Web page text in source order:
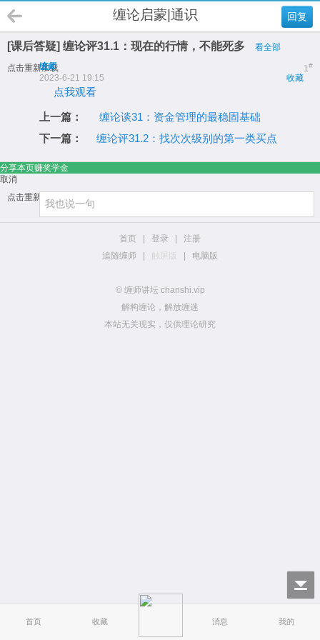
首页 收藏 消息 我的
回复
缠论启蒙|通识
[课后答疑] 缠论评31.1：现在的行情，不能死多 看全部
点击重新加载 1#
缠师
收藏
2023-6-21 19:15
点我观看
上一篇：
缠论谈31：资金管理的最稳固基础
下一篇：
缠论评31.2：找次次级别的第一类买点
分享本页赚奖学金
取消
点击重新加载
首页 登录
注册
追随缠师
触屏版 电脑版
© 缠师讲坛 chanshi.vip
解构缠论，解放缠迷
本站无关现实，仅供理论研究